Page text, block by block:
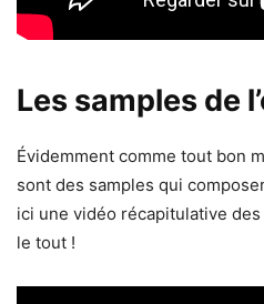
Les samples de
Évidemment comme tout bon
sont des samples qui
ici une vidéo récapitulative
le tout !